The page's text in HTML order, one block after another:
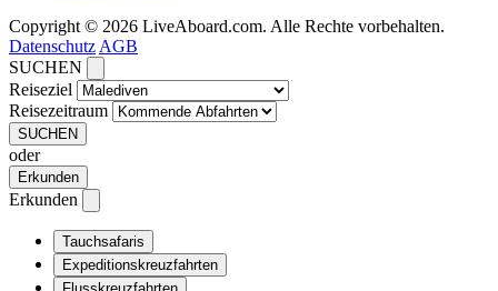
Copyright © 2026 LiveAboard.com. Alle Rechte vorbehalten.
Datenschutz AGB
SUCHEN
Reiseziel
Reisezeitraum
SUCHEN
oder
Erkunden
Erkunden
Tauchsafaris
Expeditionskreuzfahrten